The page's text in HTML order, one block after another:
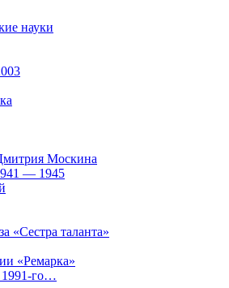
науки
Москина
— 1945
«Сестра таланта»
«Ремарка»
го…